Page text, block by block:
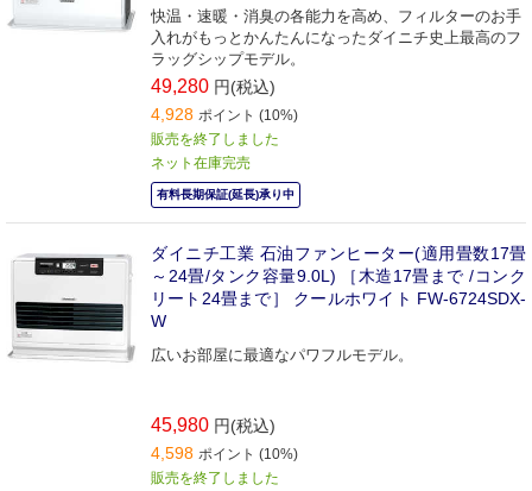
快温・速暖・消臭の各能力を高め、フィルターのお手
入れがもっとかんたんになったダイニチ史上最高のフ
ラッグシップモデル。
49,280 円(税込)
4,928 ポイント (10%)
販売を終了しました
ネット在庫完売
有料長期保証(延長)承り中
ダイニチ工業 石油ファンヒーター(適用畳数17畳
～24畳/タンク容量9.0L) ［木造17畳まで /コンク
リート24畳まで］ クールホワイト FW-6724SDX-
W
広いお部屋に最適なパワフルモデル。
45,980 円(税込)
4,598 ポイント (10%)
販売を終了しました